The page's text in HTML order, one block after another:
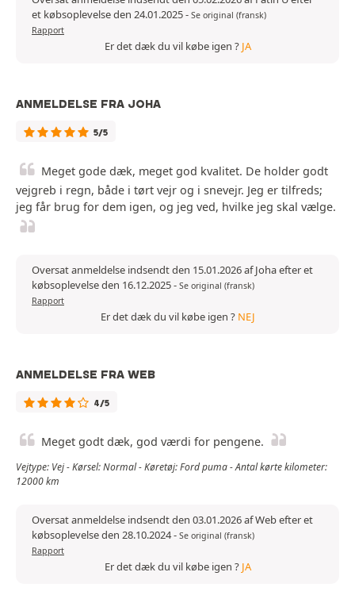
et købsoplevelse den 24.01.2025- Se original (fransk)
Rapport
Er det dæk du vil købe igen ? JA
ANMELDELSE FRA JOHA
5/5
Meget gode dæk, meget god kvalitet. De holder godt
vejgreb i regn, både i tørt vejr og i snevejr. Jeg er tilfreds;
jeg får brug for dem igen, og jeg ved, hvilke jeg skal vælge.
Oversat anmeldelse indsendt den 15.01.2026 af Joha efter et
købsoplevelse den 16.12.2025- Se original (fransk)
Rapport
Er det dæk du vil købe igen ? NEJ
ANMELDELSE FRA WEB
4/5
Meget godt dæk, god værdi for pengene.
Vejtype: Vej - Kørsel: Normal - Køretøj: Ford puma - Antal kørte kilometer:
12000 km
Oversat anmeldelse indsendt den 03.01.2026 af Web efter et
købsoplevelse den 28.10.2024- Se original (fransk)
Rapport
Er det dæk du vil købe igen ? JA